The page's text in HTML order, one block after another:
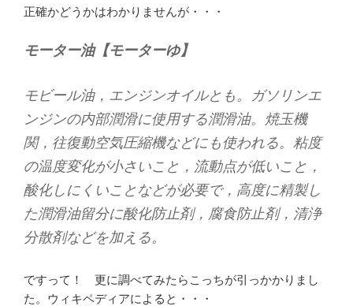
正確かどうかはわかりませんが・・・
モーター油【モーターゆ】
モビール油，エンジンオイルとも。ガソリンエ
ンジンの内部潤滑に使用する潤滑油。焼玉機
関，往復動空気圧縮機などにも使われる。粘度
の温度変化が小さいこと，流動点が低いこと，
酸化しにくいことなどが必要で，高度に精製し
た潤滑油留分に酸化防止剤，腐食防止剤，清浄
分散剤などを加える。
ですって！ 更に調べてみたらこっちが引っかかりまし
た。ウィキペディアによると・・・